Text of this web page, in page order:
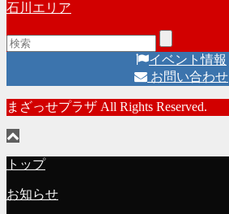
石川エリア
イベント情報
お問い合わせ
まざっせプラザ All Rights Reserved.
トップ
お知らせ